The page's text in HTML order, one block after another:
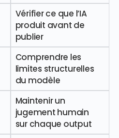
Vérifier ce que l’IA
produit avant de
publier
Comprendre les
limites structurelles
du modèle
Maintenir un
jugement humain
sur chaque output